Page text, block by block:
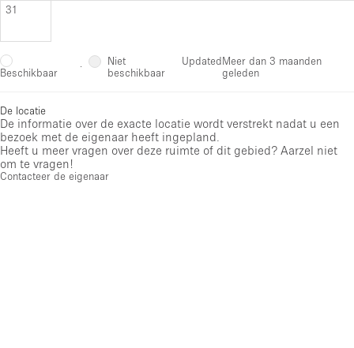
31
Beschikbaar ·
Niet
beschikbaar
UpdatedMeer dan 3 maanden
geleden
De locatie
De informatie over de exacte locatie wordt verstrekt nadat u een
bezoek met de eigenaar heeft ingepland.
Heeft u meer vragen over deze ruimte of dit gebied? Aarzel niet
om te vragen!
Contacteer de eigenaar